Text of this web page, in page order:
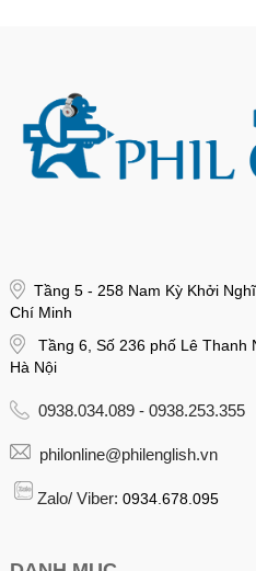
Tầng 5 - 258 Nam Kỳ Khởi
Chí Minh
Tầng 6, Số 236 phố Lê Thanh
Hà Nội
0938.034.089 - 0938.253.355
philonline@philenglish.vn
Zalo/ Viber: 0934.678.095